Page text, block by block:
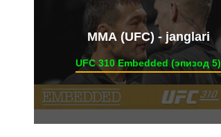
ММА (UFC) - janglari
UFC 310 Embedded (эпизод 5)